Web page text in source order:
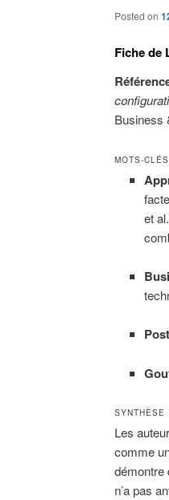
Posted on
Fiche de
Business
MOTS-
et
SYNTHÈSE
Les
comme
démontre
n’a pas